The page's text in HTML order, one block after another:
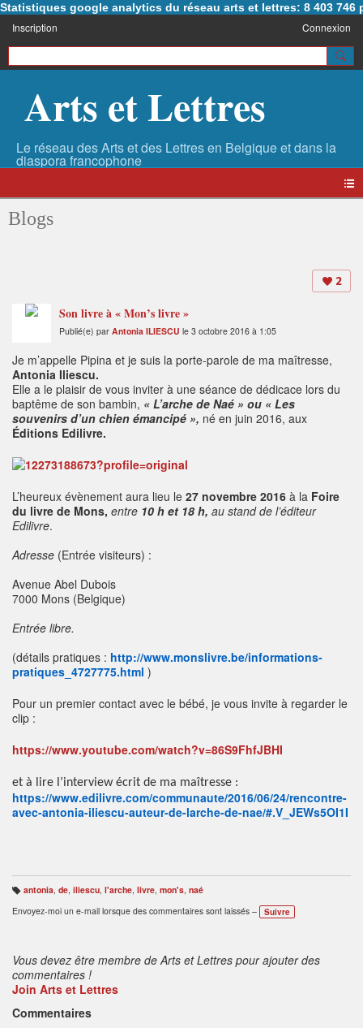
Statistiques google analytics du réseau arts et lettres: 8 403 746
Inscription Connexion
Arts et Lettres
Blogs
2
Son livre à « Mon’s livre »
Publié(e) par Antonia ILIESCU le 3 octobre 2016 à 1:05
Je m’appelle Pipina et je suis la porte-parole de ma maîtresse,
Antonia Iliescu.
Elle a le plaisir de vous inviter à une séance de dédicace lors du
baptême de son bambin, « L’arche de Naé » ou « Les
souvenirs d’un chien émancipé », né en juin 2016, aux
Éditions Edilivre.
L’heureux évènement aura lieu le 27 novembre 2016 à la Foire
du livre de Mons, entre 10 h et 18 h, au stand de l’éditeur
Edilivre.
Adresse (Entrée visiteurs) :
Avenue Abel Dubois
7000 Mons (Belgique)
Entrée libre.
(détails pratiques : http://www.monslivre.be/informations-
pratiques_4727775.html )
Pour un premier contact avec le bébé, je vous invite à regarder le
clip :
https://www.youtube.com/watch?v=86S9FhfJBHI
et à lire l’interview écrit de ma maîtresse :
https://www.edilivre.com/communaute/2016/06/24/rencontre-
avec-antonia-iliescu-auteur-de-larche-de-nae/#.V_JEWs5OI1I
B
ali
s
antonia, de, iliescu, l'arche, livre, mon's, naé
Envoyez-moi un e-mail lorsque des commentaires sont laissés –
Suivre
Vous devez être membre de Arts et Lettres pour ajouter des
commentaires !
Join Arts et Lettres
Commentaires